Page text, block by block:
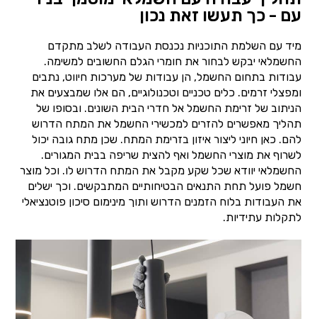
עם - כך תעשו זאת נכון
מיד עם השלמת התוכניות נכנסת העבודה לשלב מתקדם
החשמלאי יבקש לבחור את חומרי הגלם החשובים למשימה.
עבודות בתחום החשמל, הן עבודות של מערכות חיווט, נתבים
ומפצלי זרמים. כלים טכניים וטכנולוגיים, הם אלו שמבצעים את
הניתוב של זרימת החשמל אל חדרי הבית השונים. ובסופו של
תהליך מאפשרים להזרים למכשירי החשמל את המתח הדרוש
להם. כאן חיוני ליצור איזון בזרימת המתח. שכן מתח גובה יכול
לשרוף את מוצרי החשמל ואף להצית שריפה בבית המגורים.
החשמלאי יוודא שכל שקע מקבל את המתח הדרוש לו. וכל מוצר
חשמל פועל תחת התנאים הבטיחותיים המתבקשים. וכך ישלים
את העבודות בלוח הזמנים הדרוש ותוך מינימום סיכון פוטנציאלי
לתקלות עתידיות.